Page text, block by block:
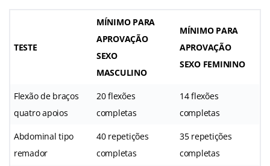
TESTE
MÍNIMO PARA
APROVAÇÃO
SEXO
MASCULINO
MÍNIMO PARA
APROVAÇÃO
SEXO FEMININO
Flexão de braços
quatro apoios
20 flexões
completas
14 flexões
completas
Abdominal tipo
remador
40 repetições
completas
35 repetições
completas